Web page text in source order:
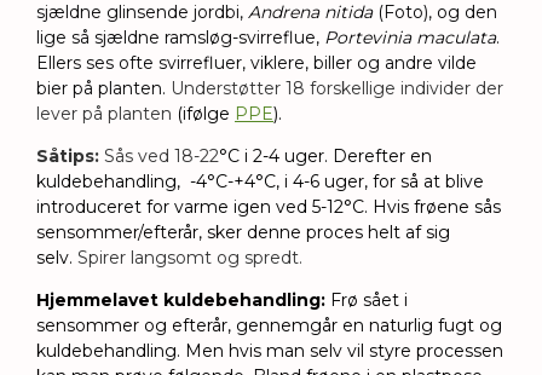
sjældne glinsende jordbi, Andrena nitida (Foto), og den
lige så sjældne ramsløg-svirreflue, Portevinia maculata.
Ellers ses ofte svirrefluer, viklere, biller og andre vilde
bier på planten. Understøtter 18 forskellige individer der
lever på planten (ifølge PPE).
Såtips: Sås ved 18-22°C i 2-4 uger. Derefter en
kuldebehandling, -4°C-+4°C, i 4-6 uger, for så at blive
introduceret for varme igen ved 5-12°C. Hvis frøene sås
sensommer/efterår, sker denne proces helt af sig
selv. Spirer langsomt og spredt.
Hjemmelavet kuldebehandling: Frø sået i
sensommer og efterår, gennemgår en naturlig fugt og
kuldebehandling. Men hvis man selv vil styre processen